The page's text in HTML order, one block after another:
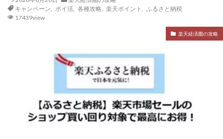
キャンペーン
ポイ活, 各種攻略, 楽天ポイント
ふるさと納税
17439view
楽天経済圏の攻略